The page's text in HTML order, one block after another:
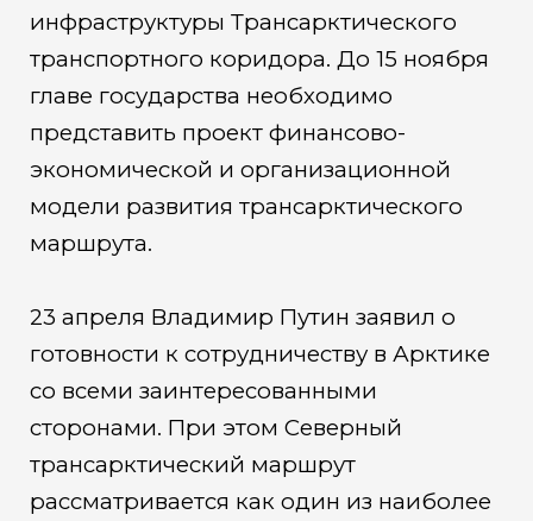
инфраструктуры Трансарктического
транспортного коридора. До 15 ноября
главе государства необходимо
представить проект финансово-
экономической и организационной
модели развития трансарктического
маршрута.
23 апреля Владимир Путин заявил о
готовности к сотрудничеству в Арктике
со всеми заинтересованными
сторонами. При этом Северный
трансарктический маршрут
рассматривается как один из наиболее